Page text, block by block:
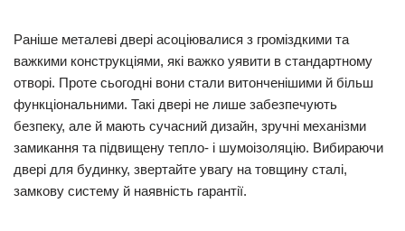
Раніше металеві двері асоціювалися з громіздкими та
важкими конструкціями, які важко уявити в стандартному
отворі. Проте сьогодні вони стали витонченішими й більш
функціональними. Такі двері не лише забезпечують
безпеку, але й мають сучасний дизайн, зручні механізми
замикання та підвищену тепло- і шумоізоляцію. Вибираючи
двері для будинку, звертайте увагу на товщину сталі,
замкову систему й наявність гарантії.